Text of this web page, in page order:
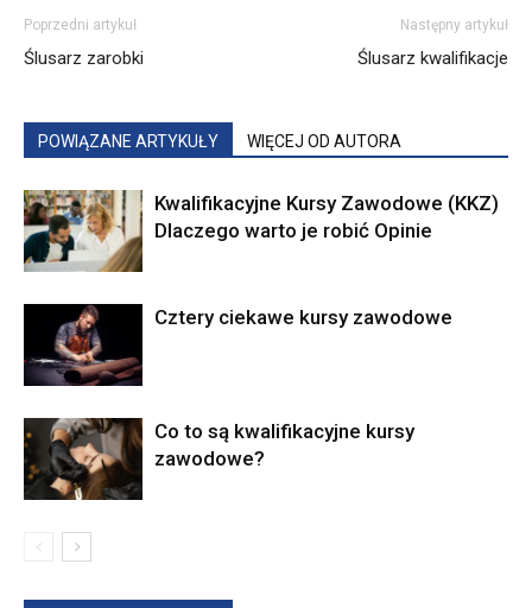
Poprzedni artykuł
Ślusarz zarobki
Następny artykuł
Ślusarz kwalifikacje
POWIĄZANE ARTYKUŁY WIĘCEJ OD AUTORA
Kwalifikacyjne Kursy Zawodowe (KKZ)
Dlaczego warto je robić Opinie
Cztery ciekawe kursy zawodowe
Co to są kwalifikacyjne kursy
zawodowe?